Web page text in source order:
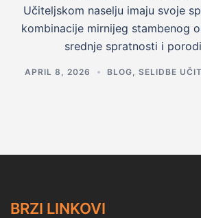
Učiteljskom naselju imaju svoje
kombinacije mirnijeg stambenog
srednje spratnosti i
APRIL 8, 2026 BLOG SELIDBE
BRZI LINKOVI